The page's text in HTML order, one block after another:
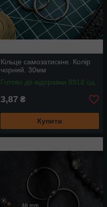
Кільце самозатискне. Колір
чорний. 30мм
Готово до відправки 8918 од.
3,87 ₴
Купити